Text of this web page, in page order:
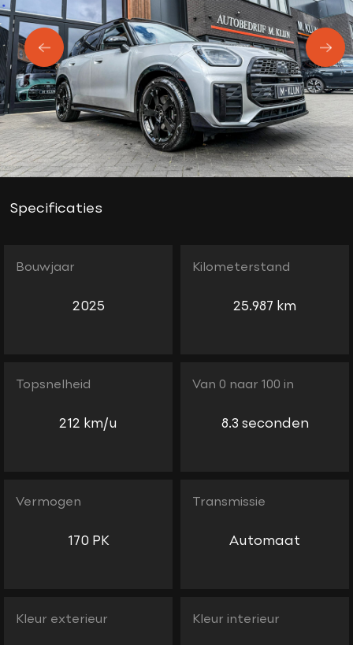
Specificaties
Bouwjaar
2025
Kilometerstand
25.987 km
Topsnelheid
212 km/u
Van 0 naar 100 in
8.3 seconden
Vermogen
170 PK
Transmissie
Automaat
Kleur exterieur Kleur interieur